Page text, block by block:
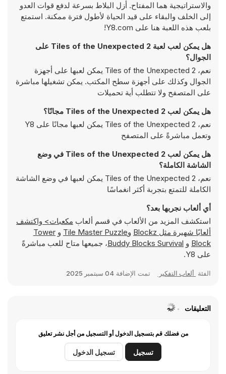
والاستراتيجية هما المفتاح. أزل البلاط بسرعة لدفع قوات العدو
إلى الخلف والبقاء على قيد الحياة لأطول فترة ممكنة. استمتع
بلعب هذه اللعبة هنا على Y8.com!
هل يمكن لعب لعبة Tiles of the Unexpected 2 على
الجوال؟
نعم، Tiles of the Unexpected 2 يمكن لعبها على أجهزة
الجوال وكذلك على أجهزة سطح المكتب. يمكن تشغيلها مباشرة
على المتصفح ولا تتطلب أية تحميلات
هل يمكن لعب Tiles of the Unexpected 2 مجانًا؟
نعم، Tiles of the Unexpected 2 يمكن لعبها مجانًا على Y8
وتعمل مباشرةً على المتصفح
هل يمكن لعب Tiles of the Unexpected 2 في وضع
الشاشة الكاملة؟
نعم، Tiles of the Unexpected 2 يمكن لعبها في وضع الشاشة
الكاملة للتمتع بتجربة أكثر انغماسًا
أي ألعاب نجربها بعد؟
استكشف المزيد من الألعاب في قسم ألعاب
مكعبات> واكتشف
ألعابًا شهيرة مثل Blockz وTile Master Puzzle و Tower
Block و Buddy Blocks Survival، جميعها متاح للعب مباشرةً
على Y8.
الفئة ألعاب التفكير تمت الإضافة 04 سبتمبر 2025
التعليقات
من فضلك قم بتسجيل الدخول أو التسجيل من أجل نشر تعليق
تسجيل تسجيل الدخول